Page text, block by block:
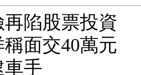
陷股票投資
面交40萬元
車手